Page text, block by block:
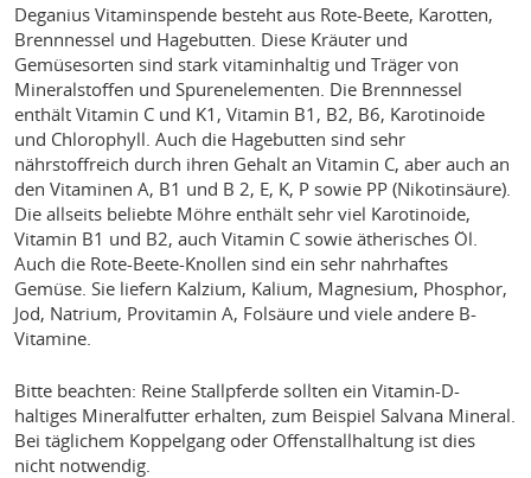
Deganius Vitaminspende besteht aus Rote-Beete, Karotten,
Brennnessel und Hagebutten. Diese Kräuter und
Gemüsesorten sind stark vitaminhaltig und Träger von
Mineralstoffen und Spurenelementen. Die Brennnessel
enthält Vitamin C und K1, Vitamin B1, B2, B6, Karotinoide
und Chlorophyll. Auch die Hagebutten sind sehr
nährstoffreich durch ihren Gehalt an Vitamin C, aber auch an
den Vitaminen A, B1 und B 2, E, K, P sowie PP (Nikotinsäure).
Die allseits beliebte Möhre enthält sehr viel Karotinoide,
Vitamin B1 und B2, auch Vitamin C sowie ätherisches Öl.
Auch die Rote-Beete-Knollen sind ein sehr nahrhaftes
Gemüse. Sie liefern Kalzium, Kalium, Magnesium, Phosphor,
Jod, Natrium, Provitamin A, Folsäure und viele andere B-
Vitamine.
Bitte beachten: Reine Stallpferde sollten ein Vitamin-D-
haltiges Mineralfutter erhalten, zum Beispiel Salvana Mineral.
Bei täglichem Koppelgang oder Offenstallhaltung ist dies
nicht notwendig.